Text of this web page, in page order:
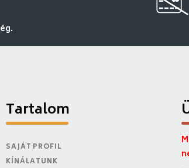
Tartalom
SAJÁT PROFIL
KÍNÁLATUNK